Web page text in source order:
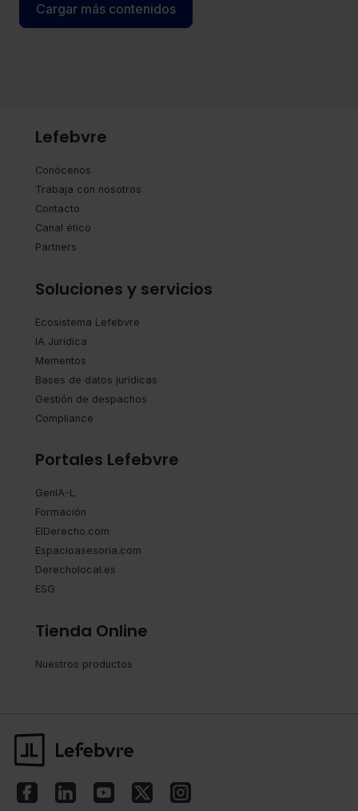
Cargar más contenidos
Lefebvre
Conócenos
Trabaja con nosotros
Contacto
Canal ético
Partners
Soluciones y servicios
Ecosistema Lefebvre
IA Jurídica
Mementos
Bases de datos jurídicas
Gestión de despachos
Compliance
Portales Lefebvre
GenIA-L
Formación
ElDerecho.com
Espacioasesoria.com
Derecholocal.es
ESG
Tienda Online
Nuestros productos